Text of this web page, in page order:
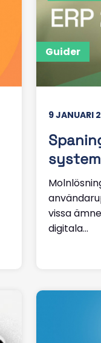
Guider
9 JANUARI
vissa
digitala...